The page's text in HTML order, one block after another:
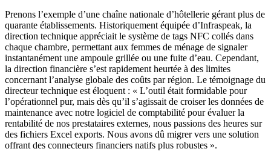
Prenons l’exemple d’une chaîne nationale d’hôtellerie gérant plus de
quarante établissements. Historiquement équipée d’Infraspeak, la
direction technique appréciait le système de tags NFC collés dans
chaque chambre, permettant aux femmes de ménage de signaler
instantanément une ampoule grillée ou une fuite d’eau. Cependant,
la direction financière s’est rapidement heurtée à des limites
concernant l’analyse globale des coûts par région. Le témoignage du
directeur technique est éloquent : « L’outil était formidable pour
l’opérationnel pur, mais dès qu’il s’agissait de croiser les données de
maintenance avec notre logiciel de comptabilité pour évaluer la
rentabilité de nos prestataires externes, nous passions des heures sur
des fichiers Excel exports. Nous avons dû migrer vers une solution
offrant des connecteurs financiers natifs plus robustes ».